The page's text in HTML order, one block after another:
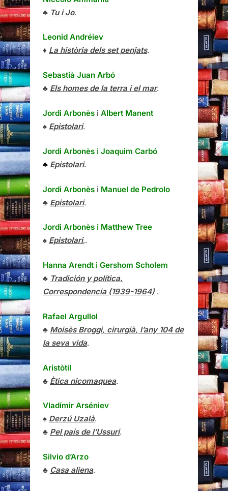
♣ Tu i Jo.
Leonid Andréiev
♦ La història dels set penjats.
Sebastià Juan Arbó
♣ Els homes de la terra i el mar.
Jordi Arbonès i Albert Manent
♠ Epistolari.
Jordi Arbonès i Joaquim Carbó
♣ Epistolari.
Jordi Arbonès i Manuel de Pedrolo
♣ Epistolari.
Jordi Arbonès i Matthew Tree
♠ Epistolari,.
Hanna Arendt i Gershom Scholem
♣ Tradición y política.
Correspondencia (1939-1964) .
Rafael Argullol
♣ Moisès Broggi, cirurgià, l’any 104 de
la seva vida.
Aristòtil
♣ Ètica nicomaquea.
Vladímir Arséniev
♠ Derzú Uzalà.
♣ Pel país de l’Ussuri.
Silvio d’Arzo
♣ Casa aliena.